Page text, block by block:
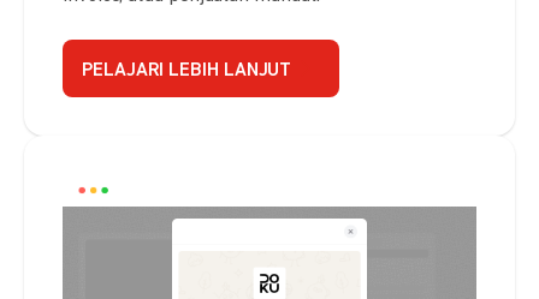
PELAJARI LEBIH LANJUT